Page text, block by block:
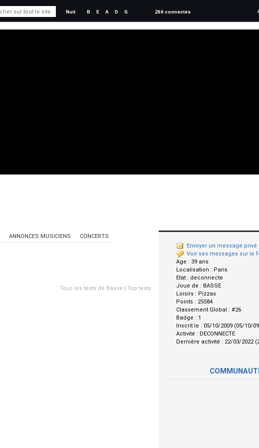
Nuit B E A D G 266 connectés
Envoyer un message privé
Voir ses messages sur le
Age : 39 ans
Localisation : Paris
Etat : deconnecte
Joue de : BASSE
Loisirs : Pizzas
Points : 25584
Classement Global : #26
Badge : 1
Inscrit le : 05/10/2009 (05/10/
Activité : DECONNECTE
Dernière activité : 22/03/2022
ANNONCES MUSICIENS
CONCERTS
Tous les tests de Basse | Top tests